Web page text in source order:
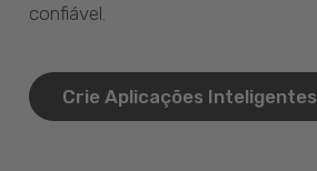
confiável.
Crie Aplicações Inteligentes